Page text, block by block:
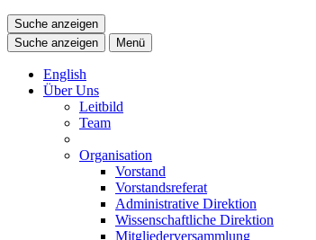
Suche anzeigen
Suche anzeigen
Menü
English
Über Uns
Leitbild
Team
Organisation
Vorstand
Vorstandsreferat
Administrative Direktion
Wissenschaftliche Direktion
Mitgliederversammlung